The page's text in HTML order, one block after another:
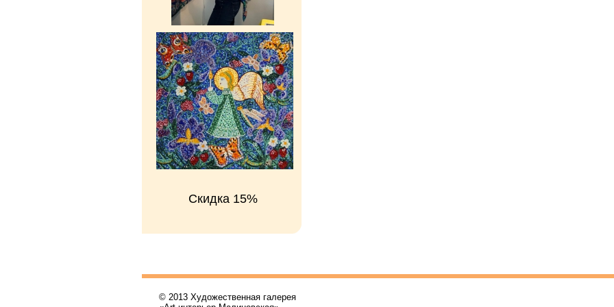
Скидка 15%
© 2013 Художественная галерея